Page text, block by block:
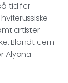
tid for
artister
Blandt dem
Alyona